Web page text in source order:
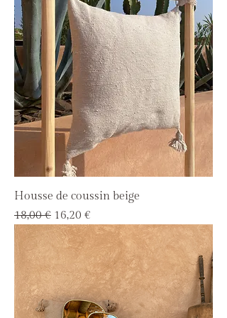
Housse de coussin beige
Prix original
18,00 € Prix promotionnel
16,20 €